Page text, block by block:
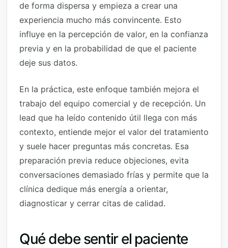
de forma dispersa y empieza a crear una
experiencia mucho más convincente. Esto
influye en la percepción de valor, en la confianza
previa y en la probabilidad de que el paciente
deje sus datos.
En la práctica, este enfoque también mejora el
trabajo del equipo comercial y de recepción. Un
lead que ha leído contenido útil llega con más
contexto, entiende mejor el valor del tratamiento
y suele hacer preguntas más concretas. Esa
preparación previa reduce objeciones, evita
conversaciones demasiado frías y permite que la
clínica dedique más energía a orientar,
diagnosticar y cerrar citas de calidad.
Qué debe sentir el paciente